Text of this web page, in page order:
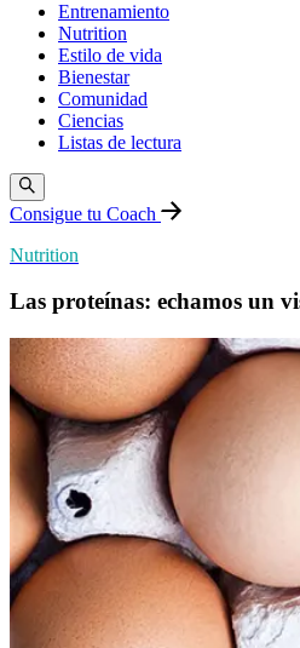
Entrenamiento
Nutrition
Estilo de vida
Bienestar
Comunidad
Ciencias
Listas de lectura
Consigue tu Coach
Nutrition
Las proteínas: echamos un